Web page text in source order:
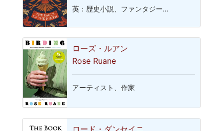
英：歴史小説、ファンタジー…
ローズ・ルアン
Rose Ruane
アーティスト、作家